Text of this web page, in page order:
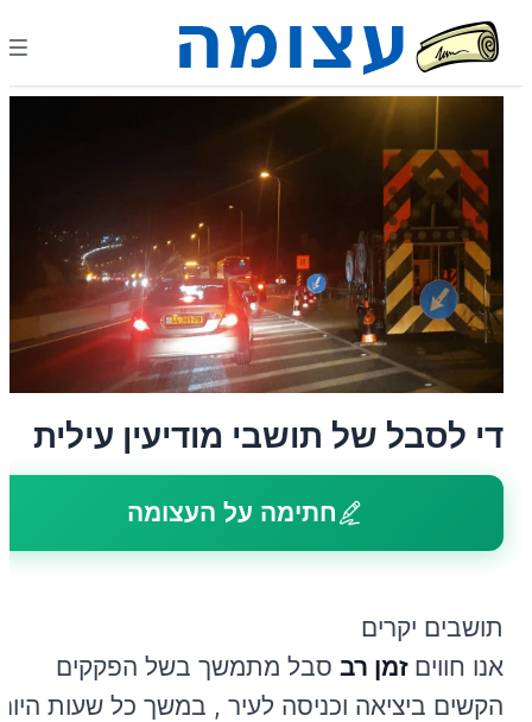
די לסבל של תושבי מודיעין עילית
חתימה על העצומה
תושבים יקרים
אנו חווים זמן רב סבל מתמשך בשל הפקקים
הקשים ביציאה וכניסה לעיר , במשך כל שעות